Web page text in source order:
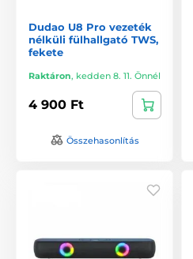
Dudao U8 Pro vezeték
nélküli fülhallgató TWS,
fekete
Raktáron, kedden 8. 11. Önnél
4 900 Ft
Összehasonlítás